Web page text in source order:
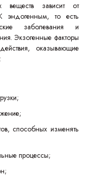
веществ зависит от
эндогенным, то есть
заболевания и
Экзогенные факторы
оказывающие
способных изменять
процессы;